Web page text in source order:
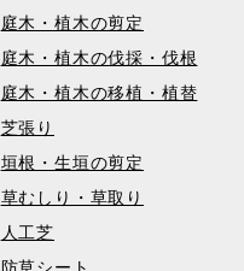
庭木・植木の剪定
庭木・植木の伐採・伐根
庭木・植木の移植・植替
芝張り
垣根・生垣の剪定
草むしり・草取り
人工芝